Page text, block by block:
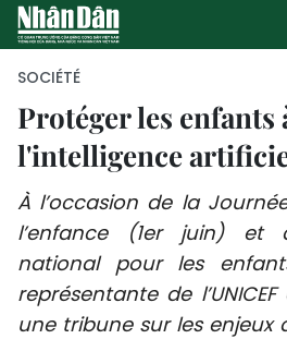
PAGE
POLITIQUE
ÉCONOMIE
SOCIÉTÉ
SOCIÉTÉ
Protéger les enfants
l'intelligence
À l’occasion de la
l’enfance (1er juin) et
national pour les
représentante de
une tribune sur les enjeux